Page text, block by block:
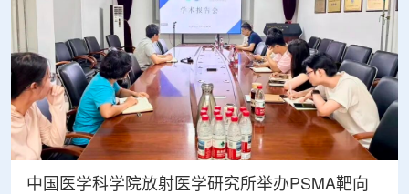
中国医学科学院放射医学研究所举办PSMA靶向